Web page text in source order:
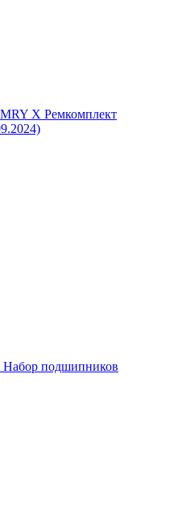
X Ремкомплект
подшипников